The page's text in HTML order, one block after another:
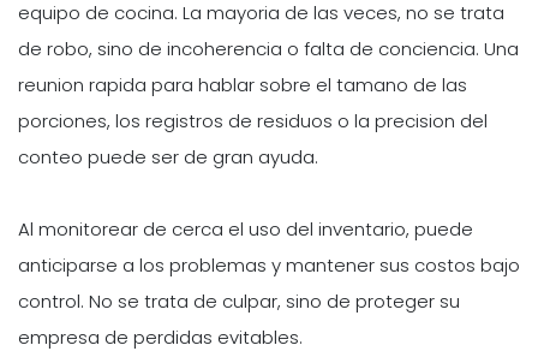
equipo de cocina. La mayoria de las veces, no se trata
de robo, sino de incoherencia o falta de conciencia. Una
reunion rapida para hablar sobre el tamano de las
porciones, los registros de residuos o la precision del
conteo puede ser de gran ayuda.
Al monitorear de cerca el uso del inventario, puede
anticiparse a los problemas y mantener sus costos bajo
control. No se trata de culpar, sino de proteger su
empresa de perdidas evitables.